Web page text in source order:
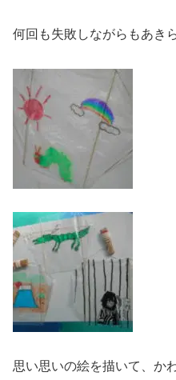
何回も失敗しながらもあき
思い思いの絵を描いて、か